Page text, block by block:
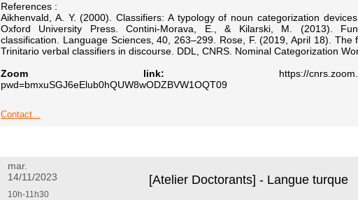
References :
Aikhenvald, A. Y. (2000). Classifiers: A typology of noun categorization
Oxford University Press. Contini-Morava, E., & Kilarski, M. (2013).
classification. Language Sciences, 40, 263–299. Rose, F. (2019, April 18). The
Trinitario verbal classifiers in discourse. DDL, CNRS. Nominal Categorization
Zoom link: https://
pwd=bmxuSGJ6eElub0hQUW8wODZBVW1OQT09
Contact...
mar.
14/11/2023
[Atelier Doctorants] - Langue turque
10h-11h30